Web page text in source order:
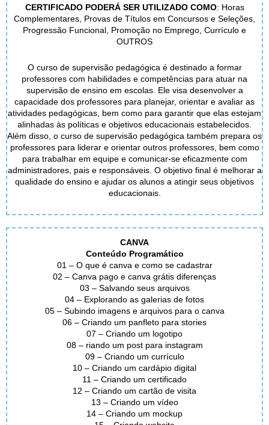
CERTIFICADO PODERÁ SER UTILIZADO COMO: Horas
Complementares, Provas de Títulos em Concursos e Seleções,
Progressão Funcional, Promoção no Emprego, Currículo e
OUTROS
O curso de supervisão pedagógica é destinado a formar
professores com habilidades e competências para atuar na
supervisão de ensino em escolas. Ele visa desenvolver a
capacidade dos professores para planejar, orientar e avaliar as
atividades pedagógicas, bem como para garantir que elas estejam
alinhadas às políticas e objetivos educacionais estabelecidos.
Além disso, o curso de supervisão pedagógica também prepara os
professores para liderar e orientar outros professores, bem como
para trabalhar em equipe e comunicar-se eficazmente com
administradores, pais e responsáveis. O objetivo final é melhorar a
qualidade do ensino e ajudar os alunos a atingir seus objetivos
educacionais.
CANVA
Conteúdo Programático
01 – O que é canva e como se cadastrar
02 – Canva pago e canva grátis diferenças
03 – Salvando seus arquivos
04 – Explorando as galerias de fotos
05 – Subindo imagens e arquivos para o canva
06 – Criando um panfleto para stories
07 – Criando um logotipo
08 – riando um post para instagram
09 – Criando um currículo
10 – Criando um cardápio digital
11 – Criando um certificado
12 – Criando um cartão de visita
13 – Criando um vídeo
14 – Criando um mockup